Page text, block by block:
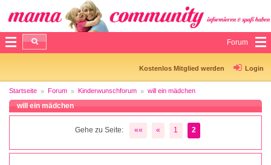
Forum
Kostenlos Mitglied werden Login
Startseite Forum Kinderwunschforum will ein mädchen
will ein mädchen
Gehe zu Seite: «« « 1 2